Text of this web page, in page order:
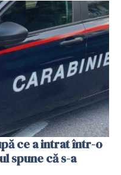
ce a intrat într-o
spune că s-a